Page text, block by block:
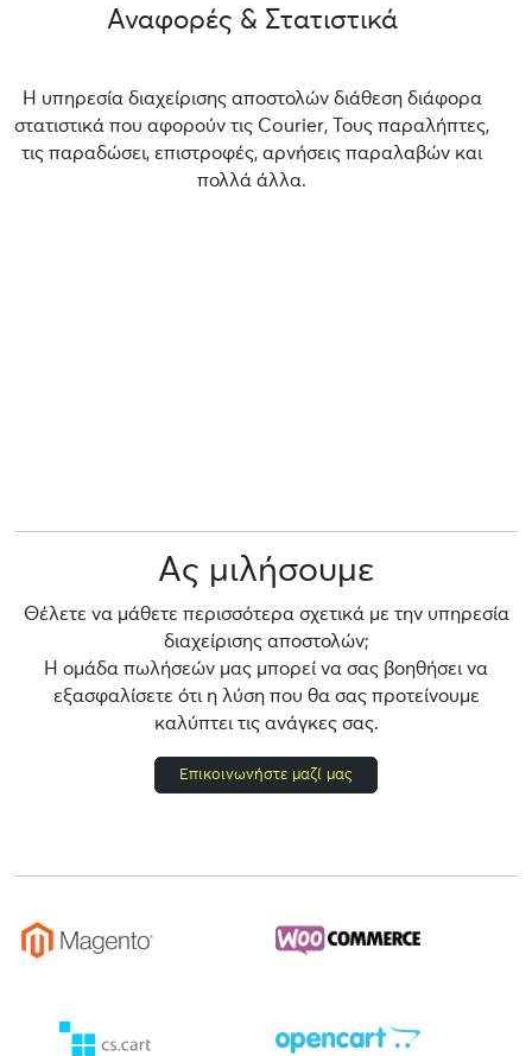
Αναφορές & Στατιστικά
Η υπηρεσία διαχείρισης αποστολών διάθεση διάφορα
στατιστικά που αφορούν τις Courier, Τους παραλήπτες,
τις παραδώσει, επιστροφές, αρνήσεις παραλαβών και
πολλά άλλα.
Ας μιλήσουμε
Θέλετε να μάθετε περισσότερα σχετικά με την υπηρεσία
διαχείρισης αποστολών;
Η ομάδα πωλήσεών μας μπορεί να σας βοηθήσει να
εξασφαλίσετε ότι η λύση που θα σας προτείνουμε
καλύπτει τις ανάγκες σας.
Επικοινωνήστε μαζί μας